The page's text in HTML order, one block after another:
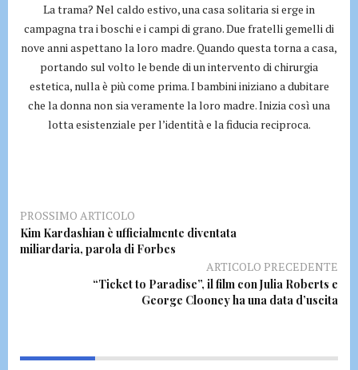
La trama? Nel caldo estivo, una casa solitaria si erge in
campagna tra i boschi e i campi di grano. Due fratelli gemelli di
nove anni aspettano la loro madre. Quando questa torna a casa,
portando sul volto le bende di un intervento di chirurgia
estetica, nulla è più come prima. I bambini iniziano a dubitare
che la donna non sia veramente la loro madre. Inizia così una
lotta esistenziale per l’identità e la fiducia reciproca.
PROSSIMO ARTICOLO
Kim Kardashian è ufficialmente diventata
miliardaria, parola di Forbes
ARTICOLO PRECEDENTE
“Ticket to Paradise”, il film con Julia Roberts e
George Clooney ha una data d’uscita